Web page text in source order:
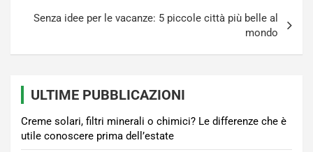
Senza idee per le vacanze: 5 piccole città più belle al
mondo
ULTIME PUBBLICAZIONI
Creme solari, filtri minerali o chimici? Le differenze che è
utile conoscere prima dell’estate